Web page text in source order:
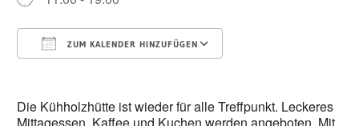
ZUM KALENDER HINZUFÜGEN
Die Kühholzhütte ist wieder für alle Treffpunkt. Leckeres